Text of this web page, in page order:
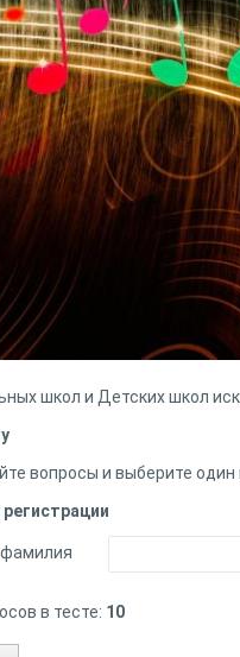
школ и Детских школ
вопросы и выберите
в тесте: 10